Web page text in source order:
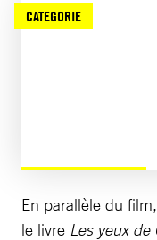
CATEGORIE
En parallèle du
le livre Les yeux de